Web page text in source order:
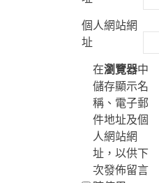
個人網站網
址
在瀏覽器中
儲存顯示名
稱、電子郵
件地址及個
人網站網
址，以供下
次發佈留言